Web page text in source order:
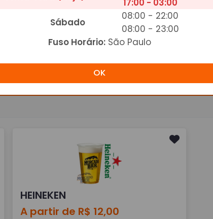
TRIDENT MENTA
HEINEKEN
A partir de R$ 12,00
17:00 - 03:00
Sábado
08:00 - 22:00
08:00 - 23:00
Fuso Horário:São Paulo
OK